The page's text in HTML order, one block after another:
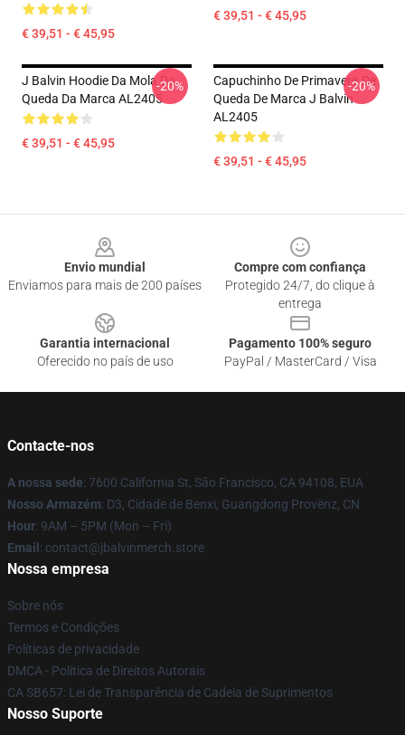
€ 39,51 - € 45,95
€ 39,51 - € 45,95
J Balvin Hoodie Da Mola Da
Queda Da Marca AL2405
€ 39,51 - € 45,95
-20%
Capuchinho De Primavera De
Queda De Marca J Balvin
AL2405
€ 39,51 - € 45,95
-20%
Envio mundial
Enviamos para mais de 200 países
Compre com confiança
Protegido 24/7, do clique à
entrega
Garantia internacional
Oferecido no país de uso
Pagamento 100% seguro
PayPal / MasterCard / Visa
Contacte-nos
A nossa sede: 7600 California St, São Francisco, CA 94108, EUA
Nosso Armazém: D3, Cidade de Benxi, Guangdong Provënz, CN
Hour: 9AM – 5PM (Mon – Fri)
Email : contact@jbalvinmerch.store
Nossa empresa
Sobre nós
Termos e Condições
Políticas de privacidade
DMCA - Política de Direitos Autorais
CA SB657: Lei de Transparência de Cadeia de Suprimentos
Nosso Suporte